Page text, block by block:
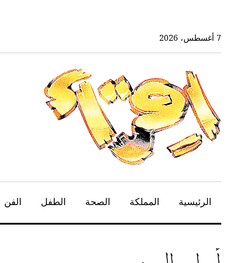
المحتوى
الرئيسي
7 أغسطس، 2026
الرئيسية المملكة الصحة الطفل الفن